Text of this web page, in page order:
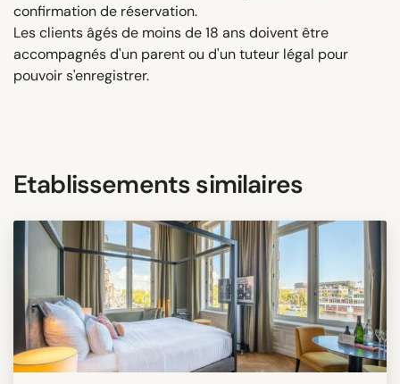
confirmation de réservation.
Les clients âgés de moins de 18 ans doivent être
accompagnés d'un parent ou d'un tuteur légal pour
pouvoir s'enregistrer.
Etablissements similaires